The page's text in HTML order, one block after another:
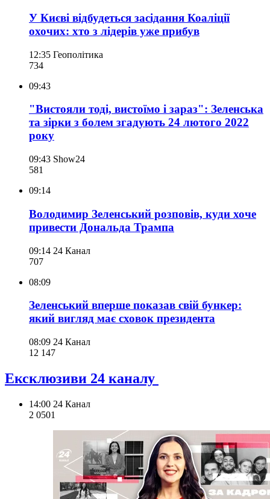
У Києві відбудеться засідання Коаліції
охочих: хто з лідерів уже прибув
12:35 Геополітика
734
09:43
"Вистояли тоді, вистоїмо і зараз": Зеленська
та зірки з болем згадують 24 лютого 2022
року
09:43 Show24
581
09:14
Володимир Зеленський розповів, куди хоче
привести Дональда Трампа
09:14 24 Канал
707
08:09
Зеленський вперше показав свій бункер:
який вигляд має сховок президента
08:09 24 Канал
12 147
Ексклюзиви 24 каналу
14:00 24 Канал
2 0501